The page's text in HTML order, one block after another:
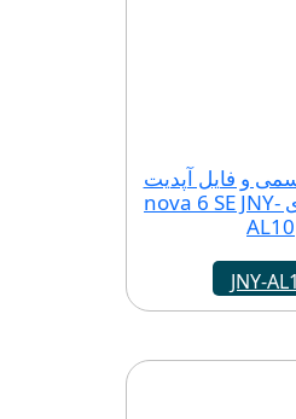
و فایل آپدیت
گوشی هواوی nova 6 SE JNY-
AL10
JNY-